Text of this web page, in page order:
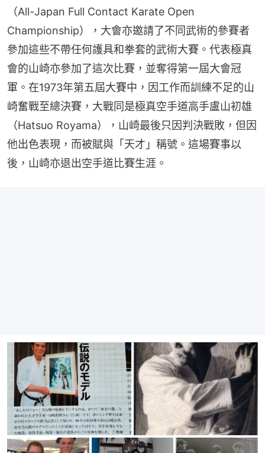
（All-Japan Full Contact Karate Open
Championship），大會亦邀請了不同武術的參賽者
參加這些不帶任何護具和拳套的武術大賽。代表極真
會的山崎亦參加了這次比賽，並奪得第一屆大會冠
軍。在1973年第五屆大賽中，因工作而訓練不足的山
崎奮戰至總決賽，大戰同是極真空手道高手盧山初雄
（Hatsuo Royama），山崎最後只因判決戰敗，但因
他出色表現，而被賦與「天才」稱號。這場賽事以
後，山崎亦退出空手道比賽生涯。